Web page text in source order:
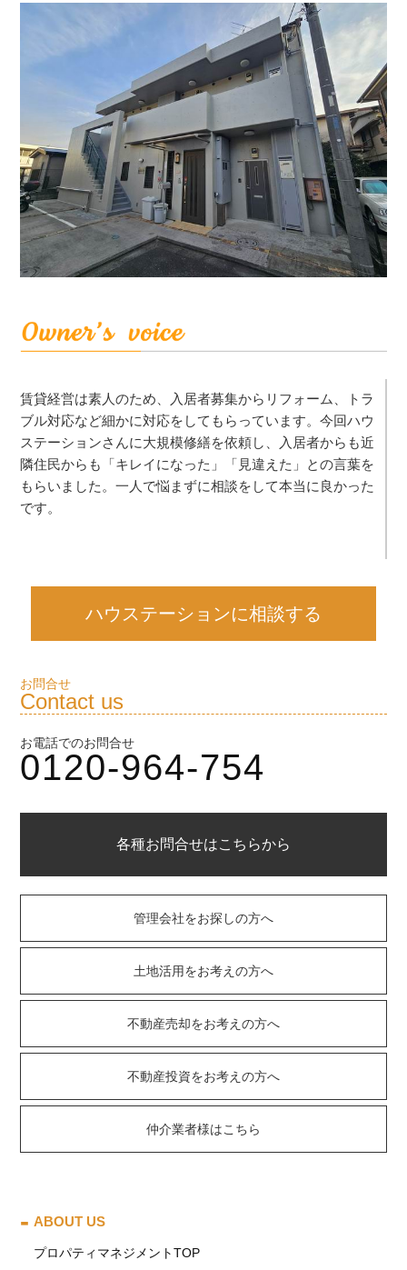
賃貸経営は素人のため、入居者募集からリフォーム、トラ
ブル対応など細かに対応をしてもらっています。今回ハウ
ステーションさんに大規模修繕を依頼し、入居者からも近
隣住民からも「キレイになった」「見違えた」との言葉を
もらいました。一人で悩まずに相談をして本当に良かった
です。
ハウステーションに相談する
お問合せ
Contact us
お電話でのお問合せ
0120-964-754
各種お問合せはこちらから
管理会社をお探しの方へ
土地活用をお考えの方へ
不動産売却をお考えの方へ
不動産投資をお考えの方へ
仲介業者様はこちら
ABOUT US
プロパティマネジメントTOP